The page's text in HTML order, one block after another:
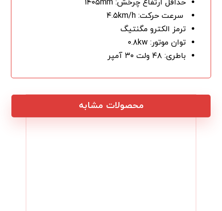
حداقل ارتفاع چرخش: ۱۴۰۵mm
سرعت حرکت: ۴.۵km/h
ترمز الکترو مگنتیگ
توان موتور: ۰.۸kw
باطری: ۴۸ ولت ۳۰ آمپر
محصولات مشابه